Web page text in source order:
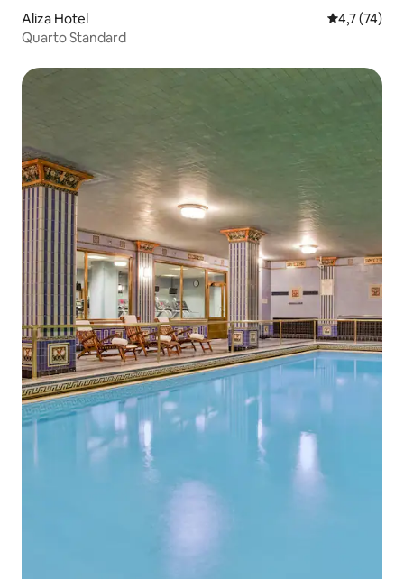
Aliza Hotel 4,7 de uma
4,7 (74)
Quarto Standard